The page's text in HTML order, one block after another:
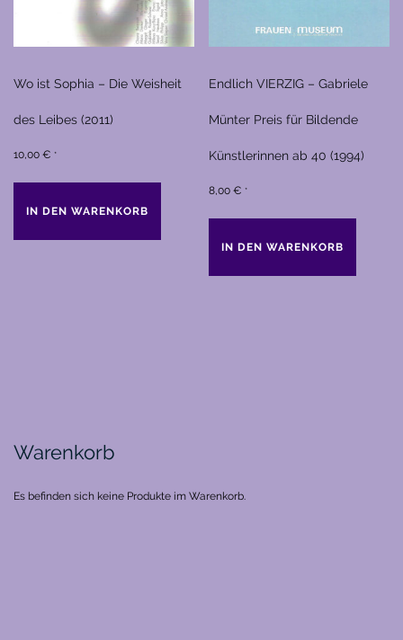
Wo ist Sophia – Die Weisheit
des Leibes (2011)
10,00 € *
IN DEN WARENKORB
Endlich VIERZIG – Gabriele
Münter Preis für Bildende
Künstlerinnen ab 40 (1994)
8,00€ *
IN DEN WARENKORB
Warenkorb
Es befinden sich keine Produkte im Warenkorb.